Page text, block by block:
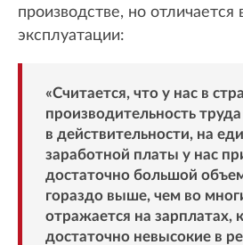
производстве, но
эксплуатации:
«Считается, что у нас в
производительность
в действительности, на
заработной платы у нас
достаточно большой
гораздо выше, чем во
отражается на зарплатах,
достаточно невысокие в